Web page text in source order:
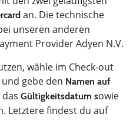
an. Die technische
unseren anderen
Provider Adyen N.V.
wähle im Check-out
gebe den Namen auf
das Gültigkeitsdatum sowie
Letztere findest du auf